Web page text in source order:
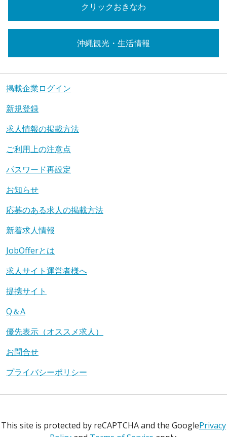
クリックおきなわ
沖縄観光・生活情報
掲載企業ログイン
新規登録
求人情報の掲載方法
ご利用上の注意点
パスワード再設定
お知らせ
応募のある求人の掲載方法
新着求人情報
JobOfferとは
求人サイト運営者様へ
提携サイト
Q＆A
優先表示（オススメ求人）
お問合せ
プライバシーポリシー
This site is protected by reCAPTCHA and the GooglePrivacy